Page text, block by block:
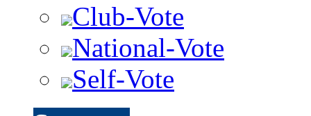
Club-Vote
National-Vote
Self-Vote